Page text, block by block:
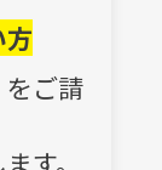
ご請